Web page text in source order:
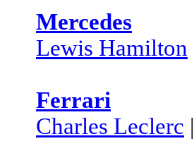
Mercedes
Lewis Hamilton
Ferrari
Charles Leclerc |